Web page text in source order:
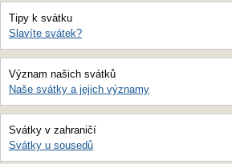
Tipy k svátku
Slavíte svátek?
Význam našich svátků
Naše svátky a jejich významy
Svátky v zahraničí
Svátky u sousedů